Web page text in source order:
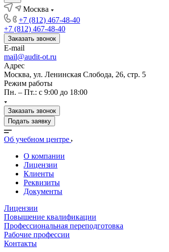
Москва
+7 (812) 467-48-40
+7 (812) 467-48-40
Заказать звонок
E-mail
mail@audit-ot.ru
Адрес
Москва, ул. Ленинская Слобода, 26, стр. 5
Режим работы
Пн. – Пт.: с 9:00 до 18:00
Заказать звонок
Подать заявку
Об учебном центре
О компании
Лицензии
Клиенты
Реквизиты
Документы
Лицензии
Повышение квалификации
Профессиональная переподготовка
Рабочие профессии
Контакты